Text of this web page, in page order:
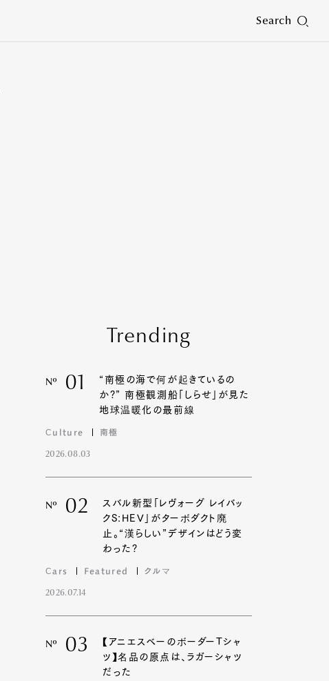
Search
Trending
Nº 01
“南極の海で何が起きているの
か?” 南極観測船「しらせ」が見た
地球温暖化の最前線
Culture 南極
2026.08.03
Nº 02
スバル新型「レヴォーグ レイバッ
クS:HEV」がターボダクト廃
止。“漢らしい”デザインはどう変
わった?
Cars Featured クルマ
2026.07.14
Nº 03
【アニエスベーのボーダーTシャ
ツ】名品の原点は、ラガーシャツ
だった